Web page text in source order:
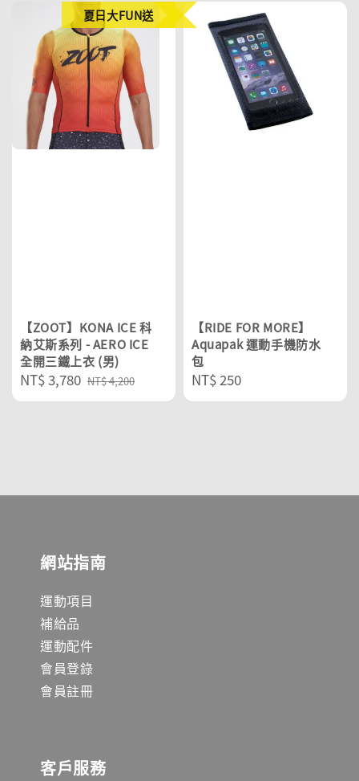
夏日大FUN送
【ZOOT】KONA ICE 科
納艾斯系列 - AERO ICE
全開三鐵上衣 (男)
Sale
price
NT$ 3,780 Regular
price
NT$ 4,200
【RIDE FOR MORE】
Aquapak 運動手機防水
包
Regular
price
NT$ 250
網站指南
運動項目
補給品
運動配件
會員登錄
會員註冊
客戶服務